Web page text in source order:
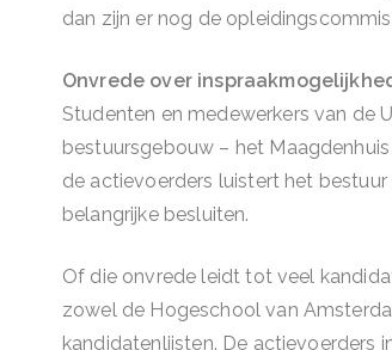
dan zijn er nog de
Onvrede over
Studenten en medewerkers van de
bestuursgebouw – het
de actievoerders luistert het
belangrijke besluiten.
Of die onvrede leidt tot veel
zowel de Hogeschool van
kandidatenlijsten. De actievoerders